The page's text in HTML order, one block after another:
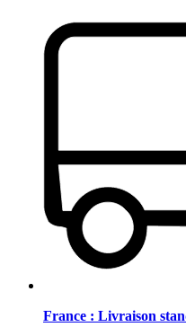
France : Livraison